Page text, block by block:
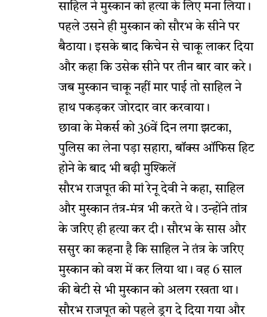
साहिल ने मुस्कान को हत्या के लिए मना लिया।
पहले उसने ही मुस्कान को सौरभ के सीने पर
बैठाया। इसके बाद किचेन से चाकू लाकर दिया
और कहा कि उसेक सीने पर तीन बार वार करे।
जब मुस्कान चाकू नहीं मार पाई तो साहिल ने
हाथ पकड़कर जोरदार वार करवाया।
छावा के मेकर्स को 36वें दिन लगा झटका,
पुलिस का लेना पड़ा सहारा, बॉक्स ऑफिस हिट
होने के बाद भी बढ़ी मुश्किलें
सौरभ राजपूत की मां रेनू देवी ने कहा, साहिल
और मुस्कान तंत्र-मंत्र भी करते थे। उन्होंने तांत्र
के जरिए ही हत्या कर दी। सौरभ के सास और
ससुर का कहना है कि साहिल ने तंत्र के जरिए
मुस्कान को वश में कर लिया था। वह 6 साल
की बेटी से भी मुस्कान को अलग रखता था।
सौरभ राजपूत को पहले ड्रग दे दिया गया और